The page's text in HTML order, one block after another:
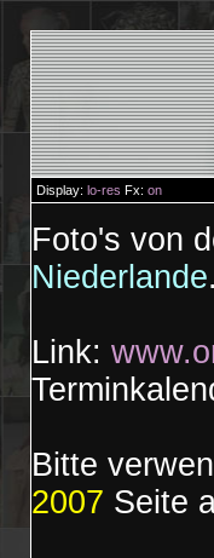
Display: lo-res Fx: on
Foto's von
Niederlande
Link:
Bitte
2007 Seite